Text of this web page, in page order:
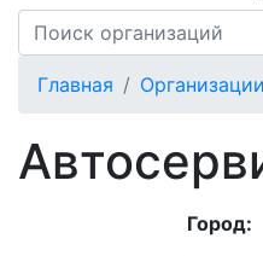
Главная Организации
Город: